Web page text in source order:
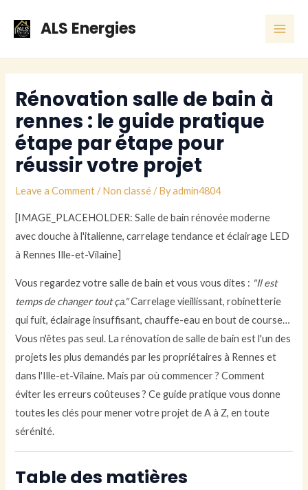
ALS Energies
Rénovation salle de bain à
rennes : le guide pratique
étape par étape pour
réussir votre projet
Leave a Comment /Non classé/ Byadmin4804
[IMAGE_PLACEHOLDER: Salle de bain rénovée moderne
avec douche à l'italienne, carrelage tendance et éclairage LED
à Rennes Ille-et-Vilaine]
Vous regardez votre salle de bain et vous vous dites : "Il est
temps de changer tout ça."Carrelage vieillissant, robinetterie
qui fuit, éclairage insuffisant, chauffe-eau en bout de course…
Vous n'êtes pas seul. La rénovation de salle de bain est l'un des
projets les plus demandés par les propriétaires à Rennes et
dans l'Ille-et-Vilaine. Mais par où commencer ? Comment
éviter les erreurs coûteuses ? Ce guide pratique vous donne
toutes les clés pour mener votre projet de A à Z, en toute
sérénité.
Table des matières
navigation